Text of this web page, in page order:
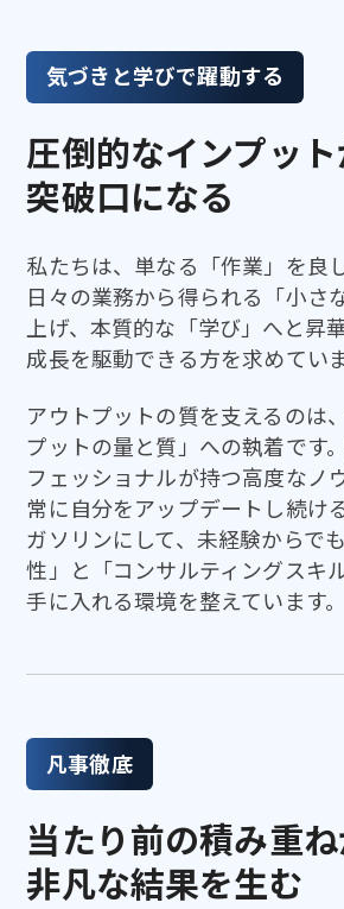
気づきと学びで躍動する
圧倒的なインプット
突破口になる
私たちは、単なる「作業」を良
日々の業務から得られる「小さ
上げ、本質的な「学び」へと昇
成長を駆動できる方を求めていま
アウトプットの質を支えるのは
プットの量と質」への執着です
フェッショナルが持つ高度なノ
常に自分をアップデートし続け
ガソリンにして、未経験からで
性」と「コンサルティングスキ
手に入れる環境を整えています。
凡事徹底
当たり前の積み重ね
非凡な結果を生む